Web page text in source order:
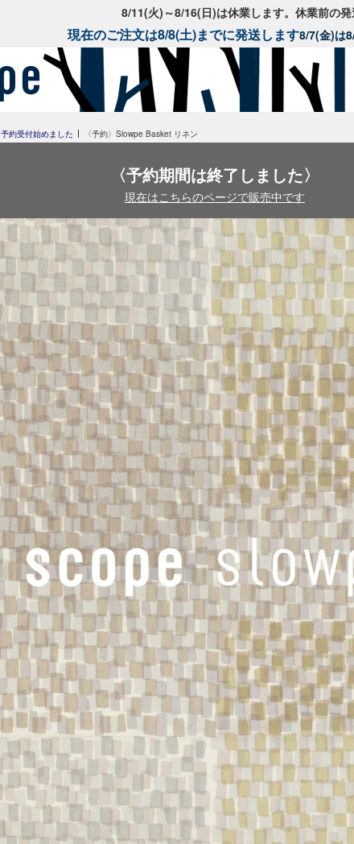
8/11(火)～8/16(日)は休業します。休業前の発
現在のご注文は8/8(土)までに発送します8/7(金)は
予約受付始めました 〈予約〉Slowpe Basket リネン
〈予約期間は終了しました〉
現在はこちらのページで販売中です